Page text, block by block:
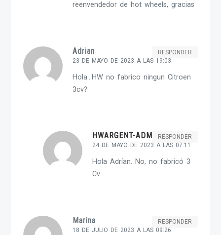
reenvendedor de hot wheels, gracias
Adrian
23 DE MAYO DE 2023 A LAS 19:03
RESPONDER
Hola…HW no fabrico ningun Citroen
3cv?
HWARGENT-ADMIN
24 DE MAYO DE 2023 A LAS 07:11
RESPONDER
Hola Adrían. No, no fabricó 3
Cv.
Marina
18 DE JULIO DE 2023 A LAS 09:26
RESPONDER